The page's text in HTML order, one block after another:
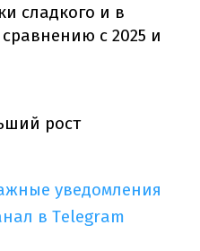
сладкого и в
с 2025 и
рост
уведомления
в Telegram